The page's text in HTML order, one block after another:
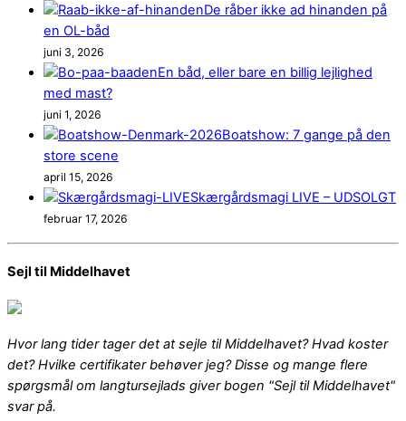
De råber ikke ad hinanden på
en OL-båd
juni 3, 2026
En båd, eller bare en billig lejlighed
med mast?
juni 1, 2026
Boatshow: 7 gange på den
store scene
april 15, 2026
Skærgårdsmagi LIVE – UDSOLGT
februar 17, 2026
Sejl til Middelhavet
Hvor lang tider tager det at sejle til Middelhavet? Hvad koster
det? Hvilke certifikater behøver jeg? Disse og mange flere
spørgsmål om langtursejlads giver bogen "Sejl til Middelhavet"
svar på.